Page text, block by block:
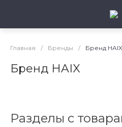
Главная / Бренды / Бренд HAIX
Бренд HAIX
Разделы с